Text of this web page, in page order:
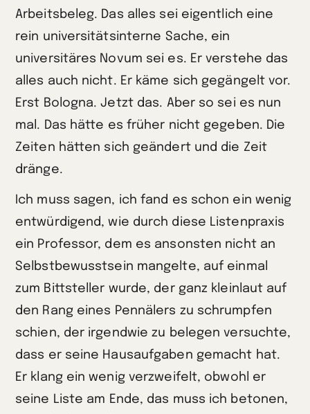
Arbeitsbeleg. Das alles sei eigentlich eine
rein universitätsinterne Sache, ein
universitäres Novum sei es. Er verstehe das
alles auch nicht. Er käme sich gegängelt vor.
Erst Bologna. Jetzt das. Aber so sei es nun
mal. Das hätte es früher nicht gegeben. Die
Zeiten hätten sich geändert und die Zeit
dränge.
Ich muss sagen, ich fand es schon ein wenig
entwürdigend, wie durch diese Listenpraxis
ein Professor, dem es ansonsten nicht an
Selbstbewusstsein mangelte, auf einmal
zum Bittsteller wurde, der ganz kleinlaut auf
den Rang eines Pennälers zu schrumpfen
schien, der irgendwie zu belegen versuchte,
dass er seine Hausaufgaben gemacht hat.
Er klang ein wenig verzweifelt, obwohl er
seine Liste am Ende, das muss ich betonen,